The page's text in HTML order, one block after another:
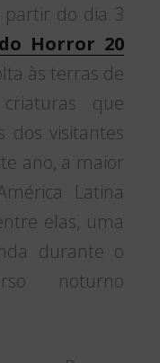
do dia 3
Horror 20
às terras de
que
dos visitantes
ano, a maior
Latina
elas, uma
durante o
noturno